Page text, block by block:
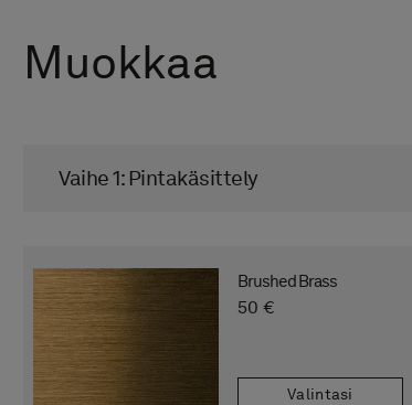
Muokkaa
Vaihe 1: Pintakäsittely
Brushed Brass
50 €
Valintasi